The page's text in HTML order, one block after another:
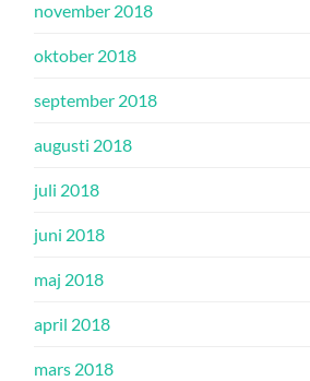
november 2018
oktober 2018
september 2018
augusti 2018
juli 2018
juni 2018
maj 2018
april 2018
mars 2018